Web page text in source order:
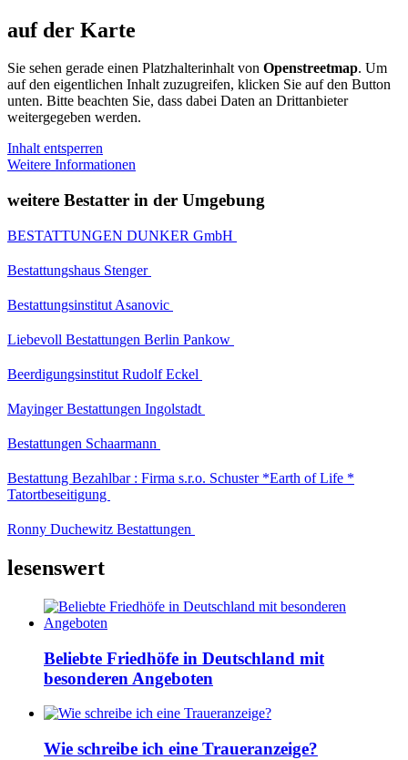
auf der Karte
Sie sehen gerade einen Platzhalterinhalt von Openstreetmap. Um
auf den eigentlichen Inhalt zuzugreifen, klicken Sie auf den Button
unten. Bitte beachten Sie, dass dabei Daten an Drittanbieter
weitergegeben werden.
Inhalt entsperren
Weitere Informationen
weitere Bestatter in der Umgebung
BESTATTUNGEN DUNKER GmbH
Bestattungshaus Stenger
Bestattungsinstitut Asanovic
Liebevoll Bestattungen Berlin Pankow
Beerdigungsinstitut Rudolf Eckel
Mayinger Bestattungen Ingolstadt
Bestattungen Schaarmann
Bestattung Bezahlbar : Firma s.r.o. Schuster *Earth of Life *
Tatortbeseitigung
Ronny Duchewitz Bestattungen
lesenswert
Beliebte Friedhöfe in Deutschland mit
besonderen Angeboten
Wie schreibe ich eine Traueranzeige?